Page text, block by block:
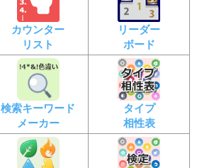
カウンター
リスト
リーダー
ボード
検索キーワード
メーカー
タイプ
相性表